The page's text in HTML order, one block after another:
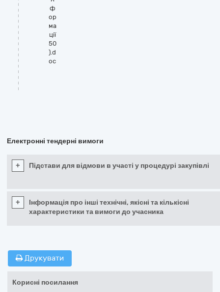
ф
ор
ма
ції
50
).d
oc
Електронні тендерні вимоги
+ Підстави для відмови в участі у процедурі закупівлі
+
Інформація про інші технічні, якісні та кількісні
характеристики та вимоги до учасника
Друкувати
Корисні посилання